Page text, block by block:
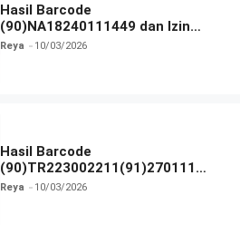
Hasil Barcode
(90)NA18240111449 dan Izin
BPOM
Reya 10/03/2026
Hasil Barcode
(90)TR223002211(91)270111
dan Izin BPOM
Reya 10/03/2026